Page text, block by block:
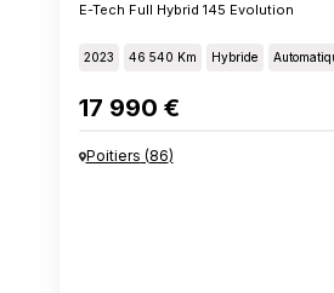
E-Tech Full Hybrid 145 Evolution
2023 46 540 Km Hybride
17 990 €
Poitiers (86)